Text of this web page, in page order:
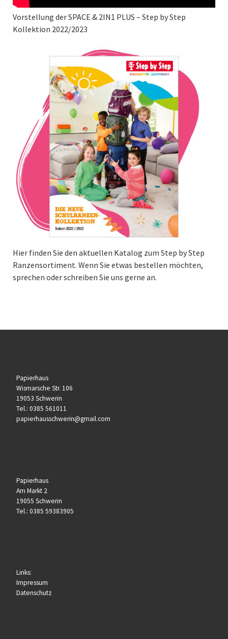
Vorstellung der SPACE & 2IN1 PLUS – Step by Step
Kollektion 2022/2023
Hier finden Sie den aktuellen Katalog zum Step by Step
Ranzensortiment. Wenn Sie etwas bestellen möchten,
sprechen oder schreiben Sie uns gerne an.
Papierhaus
Wismarsche Str. 106
19053 Schwerin
Tel.: 0385 561011
papierhausschwerin@gmail.com
Papierhaus
Am Markt 2
19055 Schwerin
Tel.: 0385 59383905
Links:
Impressum
Datenschutz